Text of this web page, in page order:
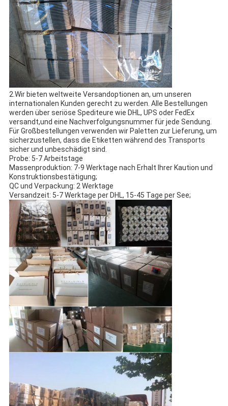
2.Wir bieten weltweite Versandoptionen an, um unseren
internationalen Kunden gerecht zu werden. Alle Bestellungen
werden über seriöse Spediteure wie DHL, UPS oder FedEx
versandt,und eine Nachverfolgungsnummer für jede Sendung.
Für Großbestellungen verwenden wir Paletten zur Lieferung, um
sicherzustellen, dass die Etiketten während des Transports
sicher und unbeschädigt sind.
Probe: 5-7 Arbeitstage
Massenproduktion: 7-9 Werktage nach Erhalt Ihrer Kaution und
Konstruktionsbestätigung;
QC und Verpackung: 2 Werktage
Versandzeit: 5-7 Werktage per DHL, 15-45 Tage per See;